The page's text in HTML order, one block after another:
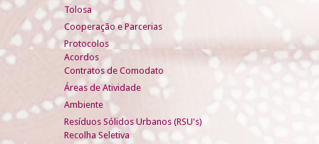
Tolosa
Cooperação e Parcerias
Protocolos
Acordos
Contratos de Comodato
Áreas de Atividade
Ambiente
Resíduos Sólidos Urbanos (RSU's)
Recolha Seletiva